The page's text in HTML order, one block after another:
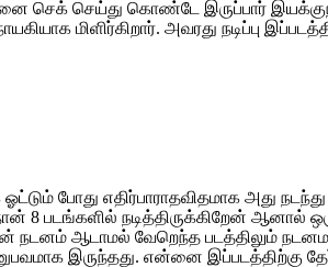
செய்து கொண்டே இருப்பார்
மிளிர்கிறார். அவரது நடிப்பு
எதிர்பாராதவிதமாக அது நடந்து
8 படங்களில் நடித்திருக்கிறேன் ஆனால்
நடனம் ஆடாமல் வேறெந்த படத்திலும்
இருந்தது. என்னை இப்படத்திற்கு